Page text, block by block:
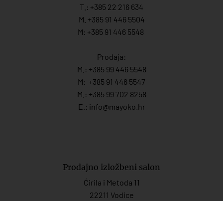
T.: +385 22 216 634
M. +385 91 446 5504
M: +385 91 446 5548
Prodaja:
M.: +385 99 446 5548
M: +385 91 446 5547
M.: +385 99 702 8258
E.: info@mayoko. hr
Prodajno izložbeni salon
Ćirila i Metoda 11
22211 Vodice